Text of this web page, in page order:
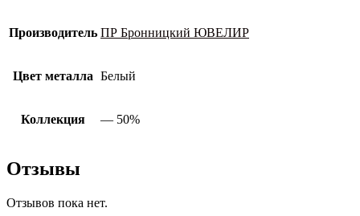
Производитель ПР Бронницкий ЮВЕЛИР
Цвет металла Белый
Коллекция — 50%
Отзывы
Отзывов пока нет.